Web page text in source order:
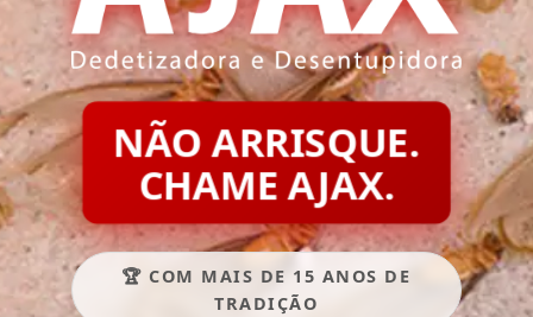
NÃO ARRISQUE.
CHAME AJAX.
🏆 COM MAIS DE 15 ANOS DE
TRADIÇÃO